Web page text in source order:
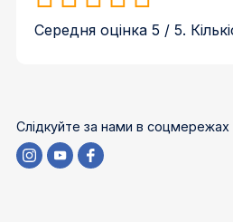
Середня оцінка5 / 5.
Слідкуйте за нами в соцмережах